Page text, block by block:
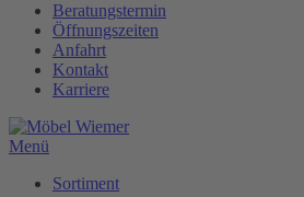
Inhalt
wechseln
Beratungstermin
Öffnungszeiten
Anfahrt
Kontakt
Karriere
Menü
Sortiment